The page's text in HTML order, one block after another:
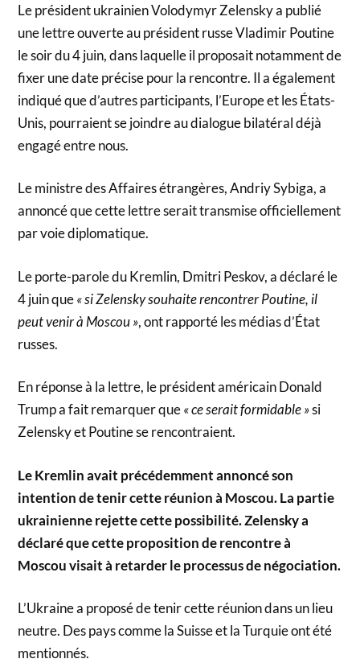
Le président ukrainien Volodymyr Zelensky a publié
une lettre ouverte au président russe Vladimir Poutine
le soir du 4 juin, dans laquelle il proposait notamment de
fixer une date précise pour la rencontre. Il a également
indiqué que d’autres participants, l’Europe et les États-
Unis, pourraient se joindre au dialogue bilatéral déjà
engagé entre nous.
Le ministre des Affaires étrangères, Andriy Sybiga, a
annoncé que cette lettre serait transmise officiellement
par voie diplomatique.
Le porte-parole du Kremlin, Dmitri Peskov, a déclaré le
4 juin que« si Zelensky souhaite rencontrer Poutine, il
peut venir à Moscou », ont rapporté les médias d’État
russes.
En réponse à la lettre, le président américain Donald
Trump a fait remarquer que« ce serait formidable »si
Zelensky et Poutine se rencontraient.
Le Kremlin avait précédemment annoncé son
intention de tenir cette réunion à Moscou. La partie
ukrainienne rejette cette possibilité. Zelensky a
déclaré que cette proposition de rencontre à
Moscou visait à retarder le processus de négociation.
L’Ukraine a proposé de tenir cette réunion dans un lieu
neutre. Des pays comme la Suisse et la Turquie ont été
mentionnés.